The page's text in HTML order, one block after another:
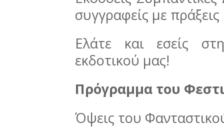
συγγραφείς με πράξεις
Ελάτε και εσείς
εκδοτικού μας!
Πρόγραμμα του
Όψεις του